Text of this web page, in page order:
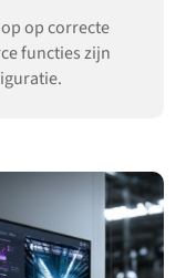
op correcte
functies zijn